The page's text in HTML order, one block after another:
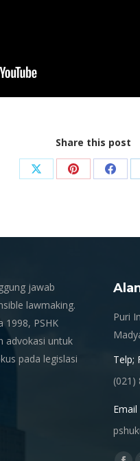
Share this post
Share Share Share
jawab
lawmaking.
1998, PSHK
advokasi untuk
pada legislasi
Puri
Telp;
(021)
Email